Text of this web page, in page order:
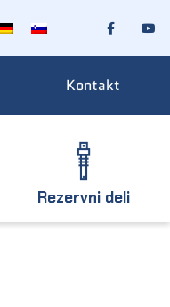
Kontakt
Rezervni deli